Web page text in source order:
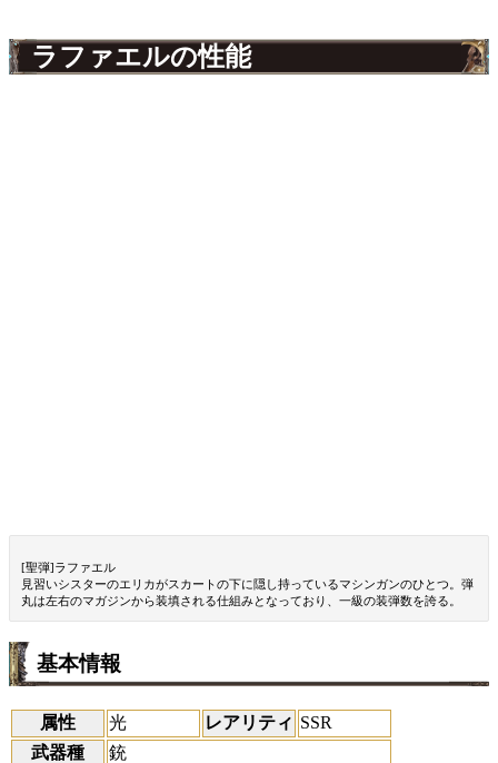
ラファエルの性能
[聖弾]ラファエル
見習いシスターのエリカがスカートの下に隠し持っているマシンガンのひとつ。弾
丸は左右のマガジンから装填される仕組みとなっており、一級の装弾数を誇る。
基本情報
属性 光 レアリティ SSR
武器種
銃